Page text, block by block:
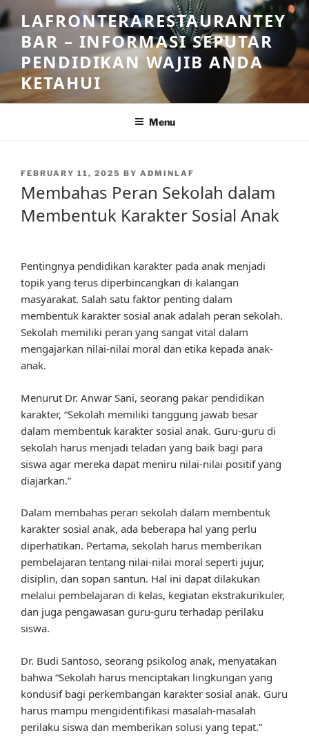
Skip
to
content
LAFRONTERARESTAURANTEY
BAR – INFORMASI SEPUTAR
PENDIDIKAN WAJIB ANDA
KETAHUI
Menu
POSTED
FEBRUARY 11, 2025 BY ADMINLAF
Membahas Peran Sekolah dalam
Membentuk Karakter Sosial Anak
Pentingnya pendidikan karakter pada anak menjadi
topik yang terus diperbincangkan di kalangan
masyarakat. Salah satu faktor penting dalam
membentuk karakter sosial anak adalah peran sekolah.
Sekolah memiliki peran yang sangat vital dalam
mengajarkan nilai-nilai moral dan etika kepada anak-
anak.
Menurut Dr. Anwar Sani, seorang pakar pendidikan
karakter, “Sekolah memiliki tanggung jawab besar
dalam membentuk karakter sosial anak. Guru-guru di
sekolah harus menjadi teladan yang baik bagi para
siswa agar mereka dapat meniru nilai-nilai positif yang
diajarkan.”
Dalam membahas peran sekolah dalam membentuk
karakter sosial anak, ada beberapa hal yang perlu
diperhatikan. Pertama, sekolah harus memberikan
pembelajaran tentang nilai-nilai moral seperti jujur,
disiplin, dan sopan santun. Hal ini dapat dilakukan
melalui pembelajaran di kelas, kegiatan ekstrakurikuler,
dan juga pengawasan guru-guru terhadap perilaku
siswa.
Dr. Budi Santoso, seorang psikolog anak, menyatakan
bahwa “Sekolah harus menciptakan lingkungan yang
kondusif bagi perkembangan karakter sosial anak. Guru
harus mampu mengidentifikasi masalah-masalah
perilaku siswa dan memberikan solusi yang tepat.”